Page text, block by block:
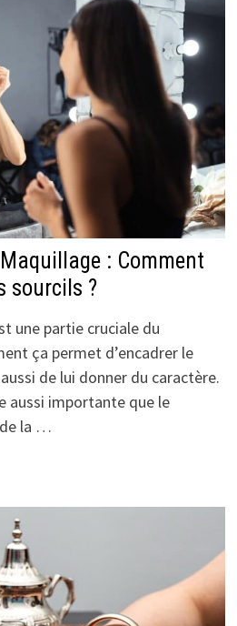
: Comment
sourcils ?
une partie cruciale du
ça permet d’encadrer le
de lui donner du caractère.
aussi importante que le
la …